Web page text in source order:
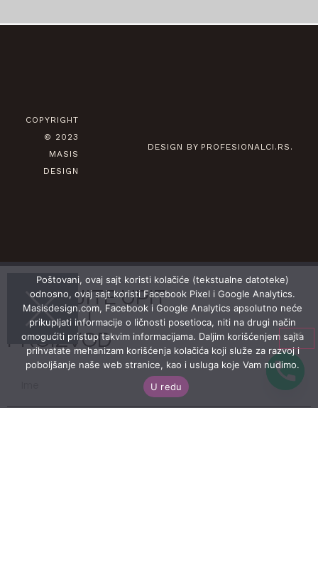
COPYRIGHT
© 2023
MASIS
DESIGN
DESIGN BY PROFESIONALCI.RS.
POŠALJITE UPIT
ZA OVAJ
PROIZVOD
Poštovani, ovaj sajt koristi kolačiće (tekstualne datoteke)
odnosno, ovaj sajt koristi Facebook Pixel i Google Analytics.
Masisdesign.com, Facebook i Google Analytics apsolutno neće
prikupljati informacije o ličnosti posetioca, niti na drugi način
omogućiti pristup takvim informacijama. Daljim korišćenjem sajta
prihvatate mehanizam korišćenja kolačića koji služe za razvoj i
poboljšanje naše web stranice, kao i usluga koje Vam nudimo.
U redu